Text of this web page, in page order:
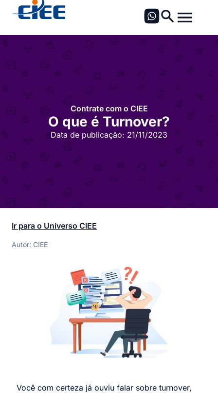
Contrate com o CIEE
O que é Turnover?
Data de publicação: 21/11/2023
Ir para o Universo CIEE
Autor: CIEE
Você com certeza já ouviu falar sobre turnover,